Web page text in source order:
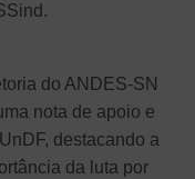
do ANDES-SN
nota de apoio e
destacando a
da luta por